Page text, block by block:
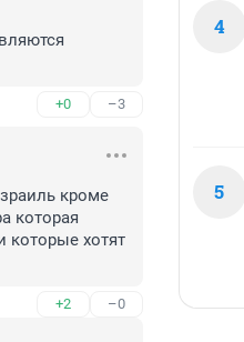
+0 –3
кроме
которая
хотят
+2 –0
4
5